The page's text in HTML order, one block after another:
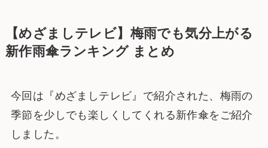
【めざましテレビ】梅雨でも気分上がる
新作雨傘ランキング まとめ
今回は『めざましテレビ』で紹介された、梅雨の
季節を少しでも楽しくしてくれる新作傘をご紹介
しました。